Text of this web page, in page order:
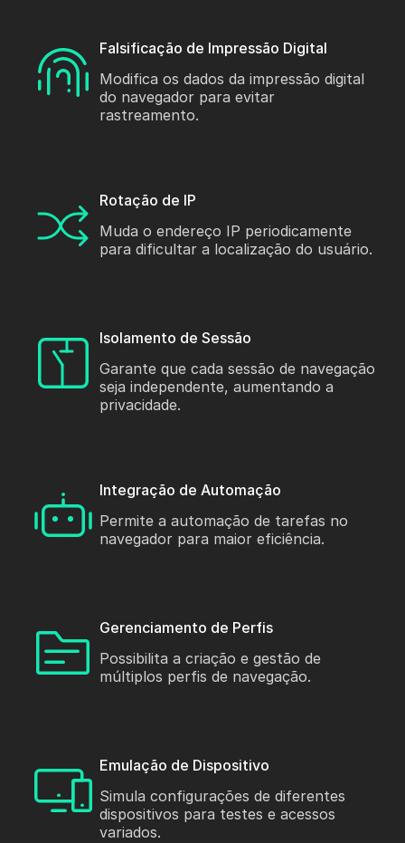
Falsificação de Impressão Digital
Modifica os dados da impressão digital
do navegador para evitar
rastreamento.
Rotação de IP
Muda o endereço IP periodicamente
para dificultar a localização do usuário.
Isolamento de Sessão
Garante que cada sessão de navegação
seja independente, aumentando a
privacidade.
Integração de Automação
Permite a automação de tarefas no
navegador para maior eficiência.
Gerenciamento de Perfis
Possibilita a criação e gestão de
múltiplos perfis de navegação.
Emulação de Dispositivo
Simula configurações de diferentes
dispositivos para testes e acessos
variados.